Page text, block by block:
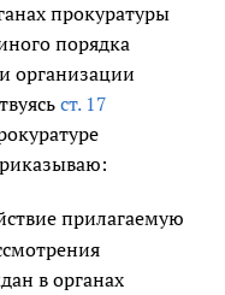
прокуратуры
порядка
организации
ст. 17
прилагаемую
в органах